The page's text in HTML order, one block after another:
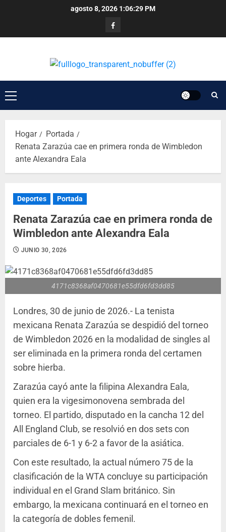
agosto 8, 2026 1:06:30 PM
Hogar
Portada
Renata Zarazúa cae en primera ronda de Wimbledon
ante Alexandra Eala
Deportes Portada
Renata Zarazúa cae en primera ronda de
Wimbledon ante Alexandra Eala
JUNIO 30, 2026
4171c8368af0470681e55dfd6fd3dd85
Londres, 30 de junio de 2026.- La tenista
mexicana Renata Zarazúa se despidió del torneo
de Wimbledon 2026 en la modalidad de singles al
ser eliminada en la primera ronda del certamen
sobre hierba.
Zarazúa cayó ante la filipina Alexandra Eala,
quien era la vigesimonovena sembrada del
torneo. El partido, disputado en la cancha 12 del
All England Club, se resolvió en dos sets con
parciales de 6-1 y 6-2 a favor de la asiática.
Con este resultado, la actual número 75 de la
clasificación de la WTA concluye su participación
individual en el Grand Slam británico. Sin
embargo, la mexicana continuará en el torneo en
la categoría de dobles femenil.